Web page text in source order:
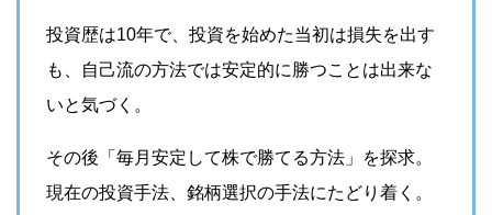
投資歴は10年で、投資を始めた当初は損失を出す
も、自己流の方法では安定的に勝つことは出来な
いと気づく。
その後「毎月安定して株で勝てる方法」を探求。
現在の投資手法、銘柄選択の手法にたどり着く。